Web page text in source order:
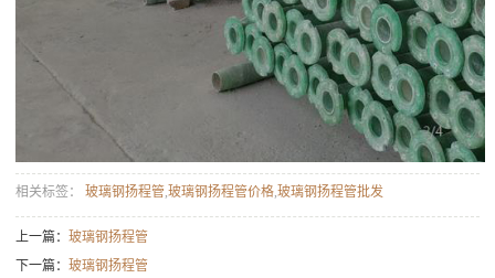
相关标签： 玻璃钢扬程管,玻璃钢扬程管价格,玻璃钢扬程管批发
上一篇： 玻璃钢扬程管
下一篇： 玻璃钢扬程管